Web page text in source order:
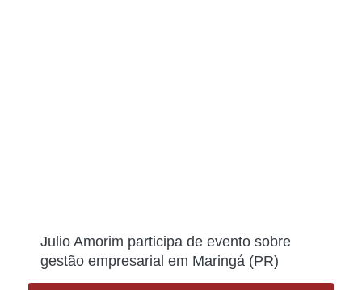
Julio Amorim participa de evento sobre
gestão empresarial em Maringá (PR)